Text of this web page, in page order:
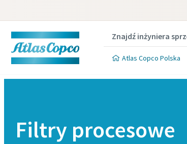
Znajdź inżyniera
Atlas Copco Polska
Filtry procesowe